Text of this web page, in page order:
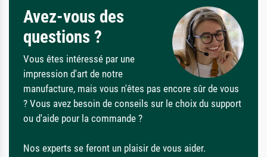
Avez-vous des
questions ?
Vous êtes intéressé par une
impression d'art de notre
manufacture, mais vous n'êtes pas encore sûr de vous
? Vous avez besoin de conseils sur le choix du support
ou d'aide pour la commande ?
Nos experts se feront un plaisir de vous aider.